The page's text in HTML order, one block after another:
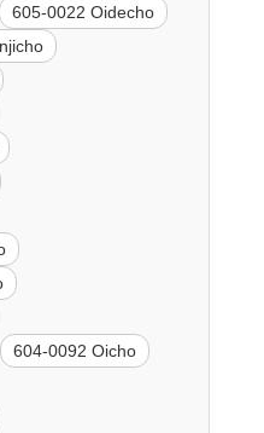
605-0022 Oidecho
604-0092 Oicho